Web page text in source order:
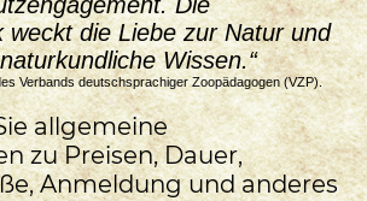
weckt die Liebe zur Natur und
Wissen.“
Verbands deutschsprachiger Zoopädagogen (VZP).
allgemeine
zu Preisen, Dauer,
Anmeldung und anderes